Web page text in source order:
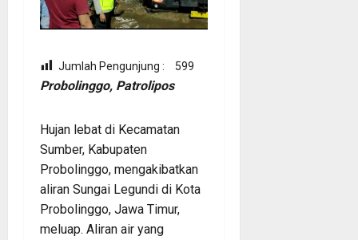
Jumlah Pengunjung : 599
Probolinggo, Patrolipos
Hujan lebat di Kecamatan
Sumber, Kabupaten
Probolinggo, mengakibatkan
aliran Sungai Legundi di Kota
Probolinggo, Jawa Timur,
meluap. Aliran air yang